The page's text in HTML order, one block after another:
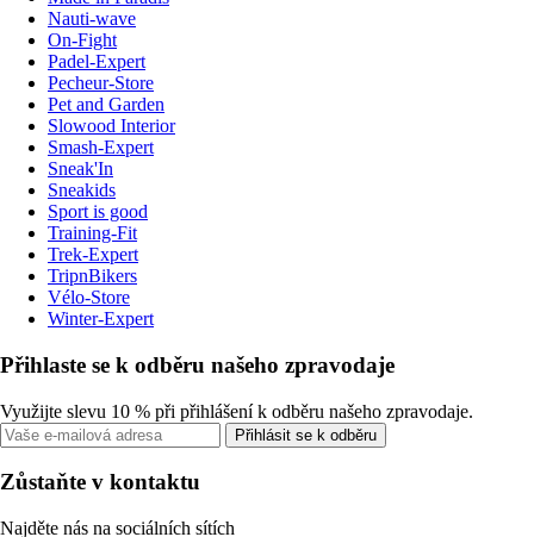
Nauti-wave
On-Fight
Padel-Expert
Pecheur-Store
Pet and Garden
Slowood Interior
Smash-Expert
Sneak'In
Sneakids
Sport is good
Training-Fit
Trek-Expert
TripnBikers
Vélo-Store
Winter-Expert
Přihlaste se k odběru našeho zpravodaje
Využijte slevu 10 % při přihlášení k odběru našeho zpravodaje.
Přihlásit se k odběru
Zůstaňte v kontaktu
Najděte nás na sociálních sítích